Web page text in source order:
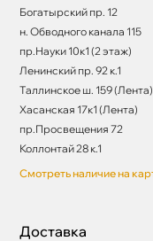
Богатырский пр. 12
н. Обводного канала 115
пр.Науки 10к1 (2 этаж)
Ленинский пр. 92 к.1
Таллинское ш. 159 (Лента)
Хасанская 17к1 (Лента)
пр.Просвещения 72
Коллонтай 28 к.1
Смотреть наличие на
Доставка